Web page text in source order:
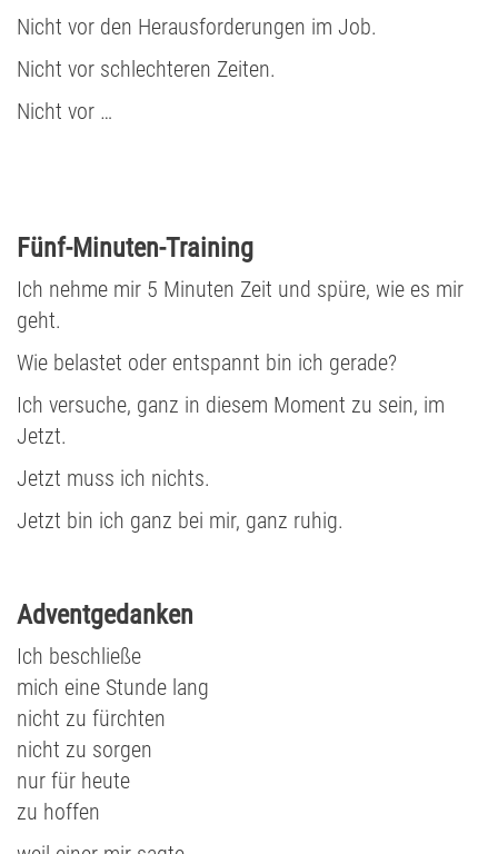
Nicht vor den Herausforderungen im Job.
Nicht vor schlechteren Zeiten.
Nicht vor …
Fünf-Minuten-Training
Ich nehme mir 5 Minuten Zeit und spüre, wie es mir
geht.
Wie belastet oder entspannt bin ich gerade?
Ich versuche, ganz in diesem Moment zu sein, im
Jetzt.
Jetzt muss ich nichts.
Jetzt bin ich ganz bei mir, ganz ruhig.
Adventgedanken
Ich beschließe
mich eine Stunde lang
nicht zu fürchten
nicht zu sorgen
nur für heute
zu hoffen